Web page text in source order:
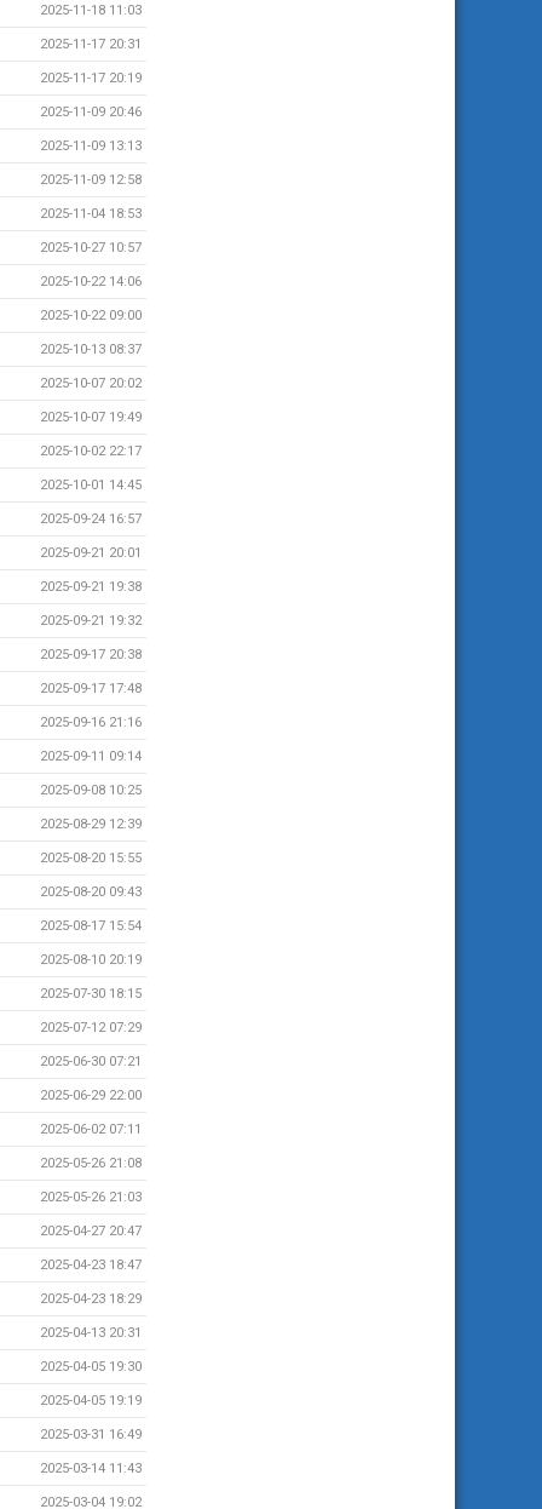
2025-11-18 11:03
2025-11-17 20:31
2025-11-17 20:19
2025-11-09 20:46
2025-11-09 13:13
2025-11-09 12:58
2025-11-04 18:53
2025-10-27 10:57
2025-10-22 14:06
2025-10-22 09:00
2025-10-13 08:37
2025-10-07 20:02
2025-10-07 19:49
2025-10-02 22:17
2025-10-01 14:45
2025-09-24 16:57
2025-09-21 20:01
2025-09-21 19:38
2025-09-21 19:32
2025-09-17 20:38
2025-09-17 17:48
2025-09-16 21:16
2025-09-11 09:14
2025-09-08 10:25
2025-08-29 12:39
2025-08-20 15:55
2025-08-20 09:43
2025-08-17 15:54
2025-08-10 20:19
2025-07-30 18:15
2025-07-12 07:29
2025-06-30 07:21
2025-06-29 22:00
2025-06-02 07:11
2025-05-26 21:08
2025-05-26 21:03
2025-04-27 20:47
2025-04-23 18:47
2025-04-23 18:29
2025-04-13 20:31
2025-04-05 19:30
2025-04-05 19:19
2025-03-31 16:49
2025-03-14 11:43
2025-03-04 19:02